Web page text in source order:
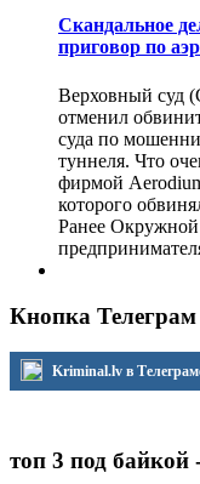
Скандальное
приговор по
Верховный суд
отменил
суда по
туннеля. Что
фирмой
которого
Ранее Окружной
Кнопка
Kriminal.lv в
топ 3 под